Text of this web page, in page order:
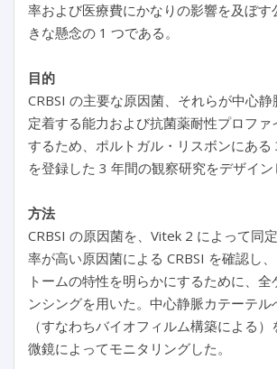
率および医療費にかなりの影響を及ぼす
きな懸念の 1 つである。
目的
CRBSI の主要な原因菌、それらが中心
定着する能力および抗菌薬耐性プロファ
するため、ポルトガル・リスボンにある
を登録した 3 年間の観察研究をデザイン
方法
CRBSI の原因菌を、Vitek 2 によって同
率が高い原因菌による CRBSI を確認し
トームの特性を明らかにするために、
ンシングを用いた。中心静脈カテーテル
（すなわちバイオフィルム構築による
微鏡によってモニタリングした。